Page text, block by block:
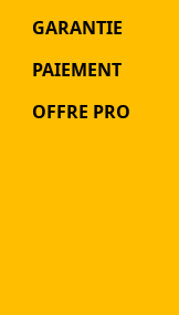
GARANTIE
PAIEMENT
OFFRE PRO